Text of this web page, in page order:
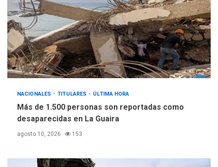
NACIONALES TITULARES ÚLTIMA HORA
Más de 1.500 personas son reportadas como
desaparecidas en La Guaira
agosto 10, 2026 153